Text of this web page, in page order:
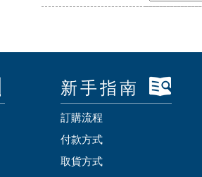
新手指南
訂購流程
付款方式
取貨方式